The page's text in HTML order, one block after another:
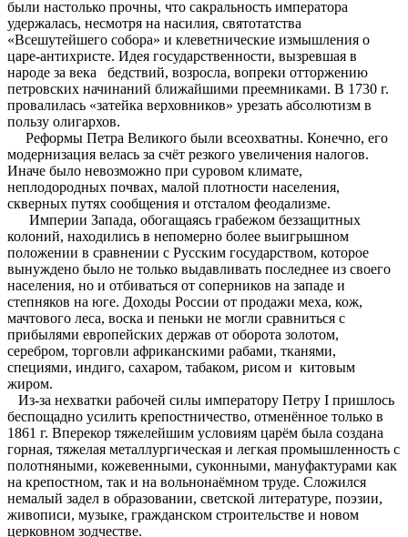
были настолько прочны, что сакральность императора
удержалась, несмотря на насилия, святотатства
«Всешутейшего собора» и клеветнические измышления о
царе-антихристе. Идея государственности, вызревшая в
народе за века бедствий, возросла, вопреки отторжению
петровских начинаний ближайшими преемниками. В 1730 г.
провалилась «затейка верховников» урезать абсолютизм в
пользу олигархов.
Реформы Петра Великого были всеохватны. Конечно, его
модернизация велась за счёт резкого увеличения налогов.
Иначе было невозможно при суровом климате,
неплодородных почвах, малой плотности населения,
скверных путях сообщения и отсталом феодализме.
Империи Запада, обогащаясь грабежом беззащитных
колоний, находились в непомерно более выигрышном
положении в сравнении с Русским государством, которое
вынуждено было не только выдавливать последнее из своего
населения, но и отбиваться от соперников на западе и
степняков на юге. Доходы России от продажи меха, кож,
мачтового леса, воска и пеньки не могли сравниться с
прибылями европейских держав от оборота золотом,
серебром, торговли африканскими рабами, тканями,
специями, индиго, сахаром, табаком, рисом и китовым
жиром.
Из-за нехватки рабочей силы императору Петру I пришлось
беспощадно усилить крепостничество, отменённое только в
1861 г. Вперекор тяжелейшим условиям царём была создана
горная, тяжелая металлургическая и легкая промышленность с
полотняными, кожевенными, суконными, мануфактурами как
на крепостном, так и на вольнонаёмном труде. Сложился
немалый задел в образовании, светской литературе, поэзии,
живописи, музыке, гражданском строительстве и новом
церковном зодчестве.